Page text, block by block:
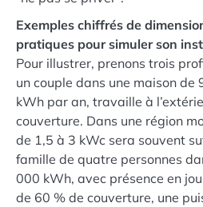
Exemples chiffrés de
pratiques pour simuler son
Pour illustrer, prenons trois
un couple dans une maison de
kWh par an, travaille à
couverture. Dans une région
de 1,5 à 3 kWc sera souvent
famille de quatre personnes
000 kWh, avec présence en
de 60 % de couverture, une